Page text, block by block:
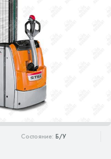
Состояние: Б/У